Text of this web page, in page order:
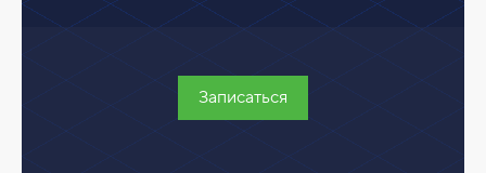
Записаться